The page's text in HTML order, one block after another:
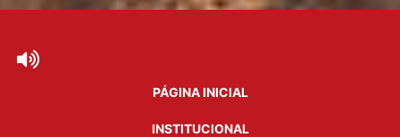
PÁGINA INICIAL
INSTITUCIONAL